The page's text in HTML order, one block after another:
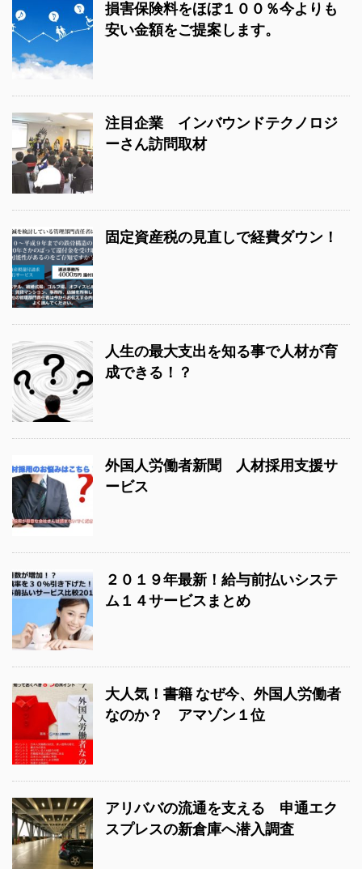
損害保険料をほぼ１００％今よりも
安い金額をご提案します。
注目企業 インバウンドテクノロジ
ーさん訪問取材
固定資産税の見直しで経費ダウン！
人生の最大支出を知る事で人材が育
成できる！？
外国人労働者新聞 人材採用支援サ
ービス
２０１９年最新！給与前払いシステ
ム１４サービスまとめ
大人気！書籍 なぜ今、外国人労働者
なのか？ アマゾン１位
アリババの流通を支える 申通エク
スプレスの新倉庫へ潜入調査